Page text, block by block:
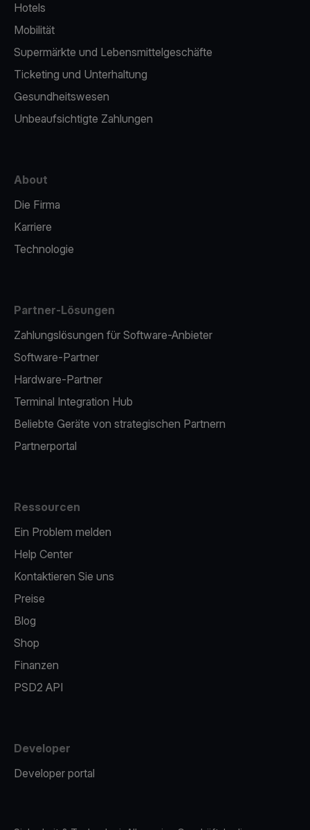
Hotels
Mobilität
Supermärkte und Lebensmittelgeschäfte
Ticketing und Unterhaltung
Gesundheitswesen
Unbeaufsichtigte Zahlungen
About
Die Firma
Karriere
Technologie
Partner-Lösungen
Zahlungslösungen für Software-Anbieter
Software-Partner
Hardware-Partner
Terminal Integration Hub
Beliebte Geräte von strategischen Partnern
Partnerportal
Ressourcen
Ein Problem melden
Help Center
Kontaktieren Sie uns
Preise
Blog
Shop
Finanzen
PSD2 API
Developer
Developer portal